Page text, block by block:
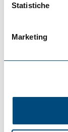
Statistiche
Marketing
Con sede a
team